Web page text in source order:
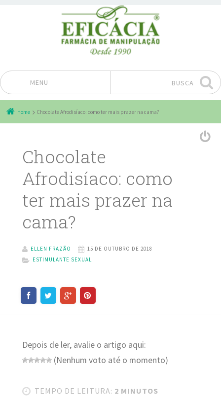
MENU
Pular para o conteúdo
BUSCA
Home Chocolate Afrodisíaco: como ter mais prazer na cama?
Chocolate
Afrodisíaco: como
ter mais prazer na
cama?
ELLEN FRAZÃO
15 DE OUTUBRO DE 2018
ESTIMULANTE SEXUAL
Depois de ler, avalie o artigo aqui:
(Nenhum voto até o momento)
TEMPO DE LEITURA: 2 MINUTOS